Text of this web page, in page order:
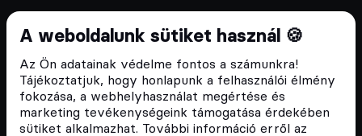
A weboldalunk sütiket használ 🍪
Az Ön adatainak védelme fontos a számunkra!
Tájékoztatjuk, hogy honlapunk a felhasználói élmény
fokozása, a webhelyhasználat megértése és
marketing tevékenységeink támogatása érdekében
sütiket alkalmazhat. További információ erről az
Feliratkozom a hírlevélre